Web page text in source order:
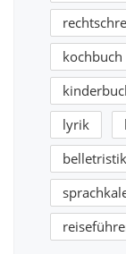
kochbuch
lyrik
belletristik